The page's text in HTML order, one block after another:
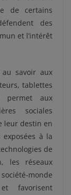
de certains
des
et l’intérêt
savoir aux
tablettes
permet aux
sociales
leur destin en
à la
de
les réseaux
monde
favorisent